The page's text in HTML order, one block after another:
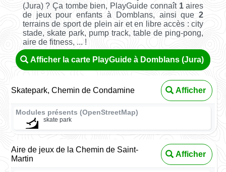
(Jura) ? Ça tombe bien, PlayGuide connaît 1aires
de jeux pour enfants à Domblans, ainsi que2
terrains de sport de plein air et en libre accès : city
stade, skate park, pump track, table de ping-pong,
aire de fitness, ... !
Afficher la carte PlayGuide à Domblans (Jura)
Skatepark, Chemin de Condamine Afficher
Modules présents (OpenStreetMap)
skate park
Aire de jeux de la Chemin de Saint-
Martin
Afficher